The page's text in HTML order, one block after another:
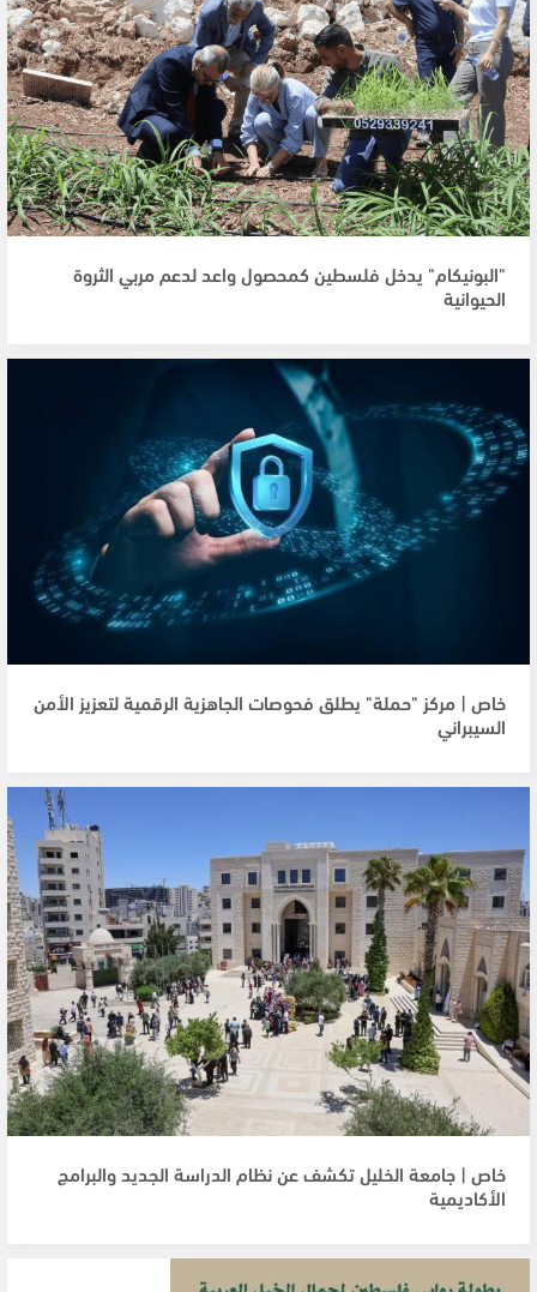
"البونيكام" يدخل فلسطين كمحصول واعد لدعم مربي الثروة
الحيوانية
خاص | مركز "حملة" يطلق فحوصات الجاهزية الرقمية لتعزيز الأمن
السيبراني
خاص | جامعة الخليل تكشف عن نظام الدراسة الجديد والبرامج
الأكاديمية